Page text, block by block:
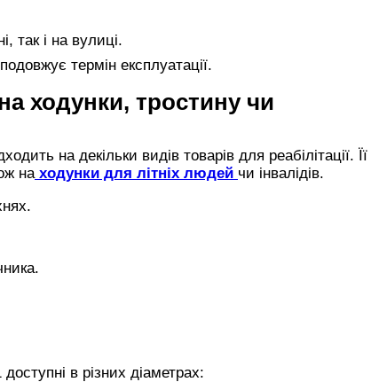
так і на вулиці.
термін експлуатації.
ходунки, тростину чи
на декільки видів товарів для реабілітації.
на ходунки для літніх людей чи інвалідів.
в різних діаметрах: